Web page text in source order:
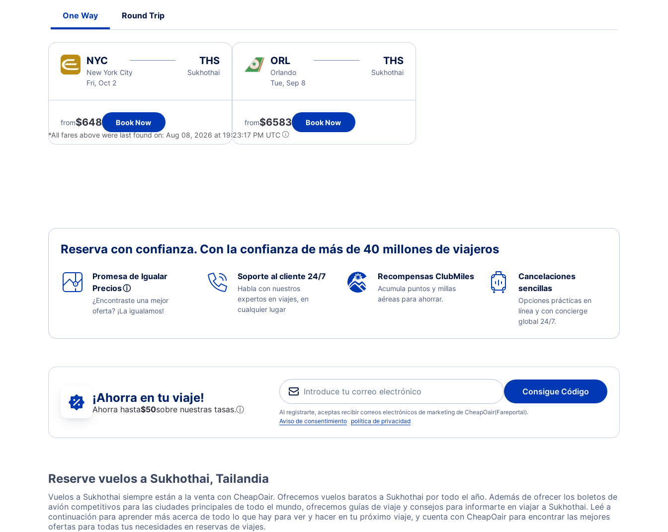
One Way Round Trip
NYC
New York City
Fri, Oct 2
THS
Sukhothai
from$648 Book Now
ORL
Orlando
Tue, Sep 8
THS
Sukhothai
from$6583
Book Now
*All fares above were last found on: Aug 08, 2026 at 19:23:17 PM UTC
Reserva con confianza. Con la confianza de más de 40 millones de viajeros
Promesa de Igualar
Preciosⓘ
¿Encontraste una mejor
oferta? ¡La igualamos!
Soporte al cliente 24/7
Habla con nuestros
expertos en viajes, en
cualquier lugar
Recompensas ClubMiles
Acumula puntos y millas
aéreas para ahorrar.
Cancelaciones
sencillas
Opciones prácticas en
línea y con concierge
global 24/7.
¡Ahorra en tu viaje!
Ahorra hasta$50sobre nuestras tasas.ⓘ
Consigue Código
Al registrarte, aceptas recibir correos electrónicos de marketing de CheapOair(Fareportal).
Aviso de consentimiento política de privacidad
Reserve vuelos a Sukhothai, Tailandia
Vuelos a Sukhothai siempre están a la venta con CheapOair. Ofrecemos vuelos baratos a Sukhothai por todo el año. Además de ofrecer los boletos de
avión competitivos para las ciudades principales de todo el mundo, ofrecemos guías de viaje y consejos para informarte en viajar a Sukhothai. Leé a
continuación para aprender más acerca de todo lo que hay para ver y hacer en tu próximo viaje, y cuenta con CheapOair para encontrar las mejores
ofertas para todas tus necesidades en reservas de viajes.